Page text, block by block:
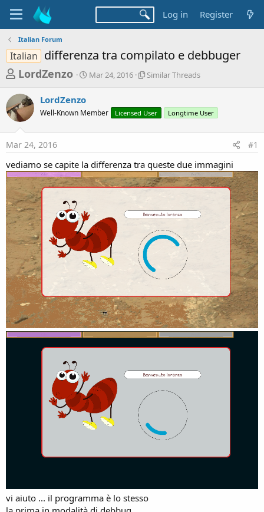
Log in Register
Italian Forum
Italian differenza tra compilato e debbuger
T
r
e
a
d
s
t
a
r
t
e
r
LordZenzo
S
t
a
Mar 24, 2016
S
l
r
r
e
a
s
Similar Threads
LordZenzo
Well-Known Member Licensed User Longtime User
Mar 24, 2016 #1
vediamo se capite la differenza tra queste due immagini
vi aiuto ... il programma è lo stesso